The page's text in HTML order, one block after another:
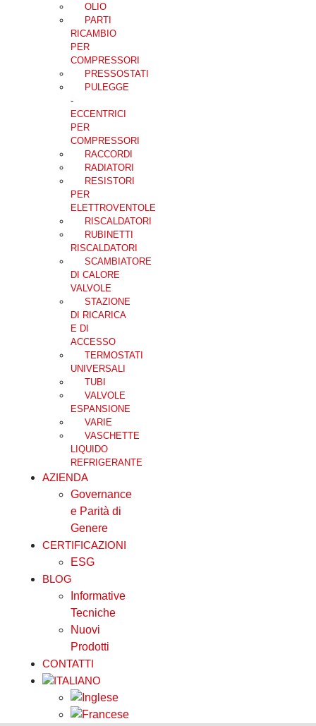
OLIO
PARTI
RICAMBIO
PER
COMPRESSORI
PRESSOSTATI
PULEGGE
-
ECCENTRICI
PER
COMPRESSORI
RACCORDI
RADIATORI
RESISTORI
PER
ELETTROVENTOLE
RISCALDATORI
RUBINETTI
RISCALDATORI
SCAMBIATORE
DI CALORE
VALVOLE
STAZIONE
DI RICARICA
E DI
ACCESSO
TERMOSTATI
UNIVERSALI
TUBI
VALVOLE
ESPANSIONE
VARIE
VASCHETTE
LIQUIDO
REFRIGERANTE
AZIENDA
Governance
e Parità di
Genere
CERTIFICAZIONI
ESG
BLOG
Informative
Tecniche
Nuovi
Prodotti
CONTATTI